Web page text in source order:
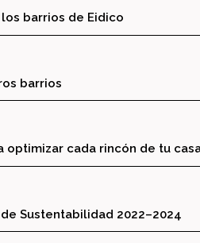
barrios de Eidico
barrios
optimizar cada rincón de tu
Sustentabilidad 2022–2024